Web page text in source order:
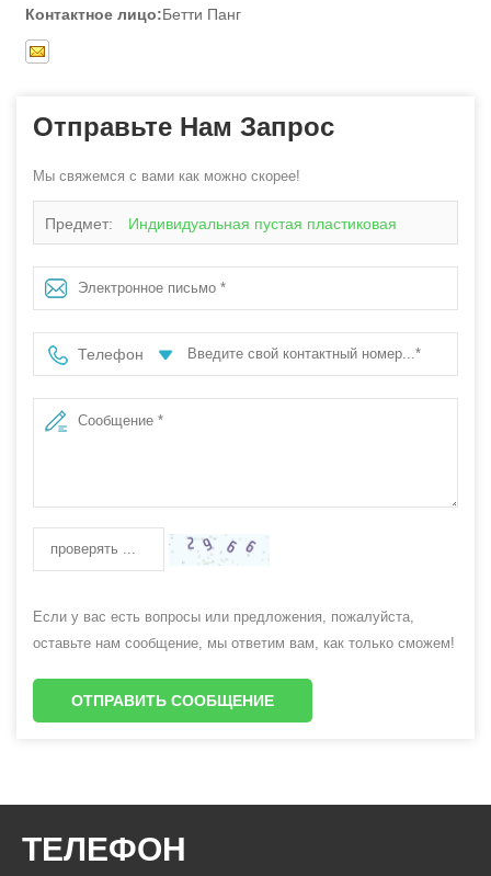
Контактное лицо:Бетти Панг
Отправьте Нам Запрос
Мы свяжемся с вами как можно скорее!
Предмет: Индивидуальная пустая пластиковая
бутылка для стирального порошка HDPE объемом 500
мл, 2 л, 4 л
Телефон
Если у вас есть вопросы или предложения, пожалуйста,
оставьте нам сообщение, мы ответим вам, как только сможем!
ОТПРАВИТЬ СООБЩЕНИЕ
ТЕЛЕФОН